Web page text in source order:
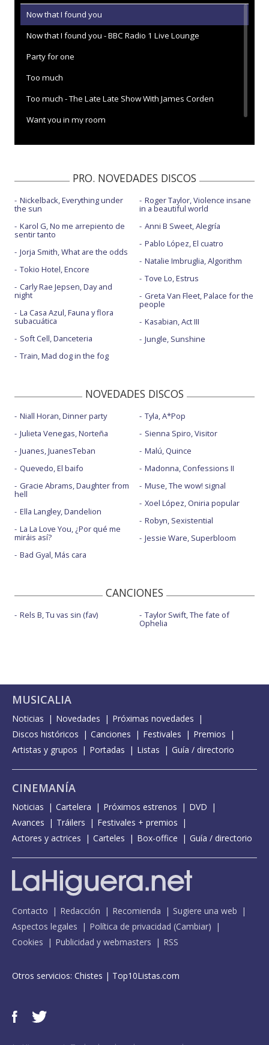
Now that I found you
Now that I found you - BBC Radio 1 Live Lounge
Party for one
Too much
Too much - The Late Late Show With James Corden
Want you in my room
PRO. NOVEDADES DISCOS
Nickelback, Everything under
the sun
Karol G, No me arrepiento de
sentir tanto
Jorja Smith, What are the odds
Tokio Hotel, Encore
Carly Rae Jepsen, Day and
night
La Casa Azul, Fauna y flora
subacuática
Soft Cell, Danceteria
Train, Mad dog in the fog
Roger Taylor, Violence insane
in a beautiful world
Anni B Sweet, Alegría
Pablo López, El cuatro
Natalie Imbruglia, Algorithm
Tove Lo, Estrus
Greta Van Fleet, Palace for the
people
Kasabian, Act III
Jungle, Sunshine
NOVEDADES DISCOS
Niall Horan, Dinner party
Julieta Venegas, Norteña
Juanes, JuanesTeban
Quevedo, El baifo
Gracie Abrams, Daughter from
hell
Ella Langley, Dandelion
La La Love You, ¿Por qué me
miráis así?
Bad Gyal, Más cara
Tyla, A*Pop
Sienna Spiro, Visitor
Malú, Quince
Madonna, Confessions II
Muse, The wow! signal
Xoel López, Oniria popular
Robyn, Sexistential
Jessie Ware, Superbloom
CANCIONES
Rels B, Tu vas sin (fav) Taylor Swift, The fate of
Ophelia
MUSICALIA
Noticias Novedades
Próximas novedades
Discos históricos
Canciones Festivales
Premios
Artistas y grupos
Portadas Listas Guía / directorio
CINEMANÍA
Noticias Cartelera Próximos estrenos
DVD
Avances
Tráilers
Festivales + premios
Actores y actrices
Carteles Box-office Guía / directorio
Contacto Redacción Recomienda
Sugiere una web
Aspectos legales
Política de privacidad (Cambiar)
Cookies
Publicidad y webmasters RSS
Otros servicios: Chistes | Top10Listas.com